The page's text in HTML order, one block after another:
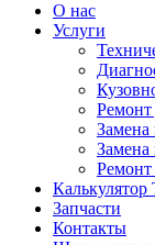
О нас
Услуги
Ремонт
Замена
Ремонт
Запчасти
Контакты